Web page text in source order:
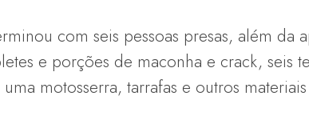
com seis pessoas presas, além da
e porções de maconha e crack, seis
motosserra, tarrafas e outros